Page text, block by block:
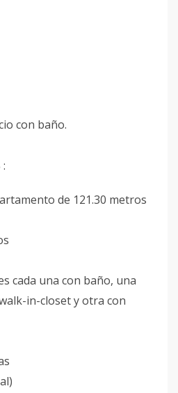
con baño.
de 121.30 metros
cada una con baño, una
in-closet y otra con